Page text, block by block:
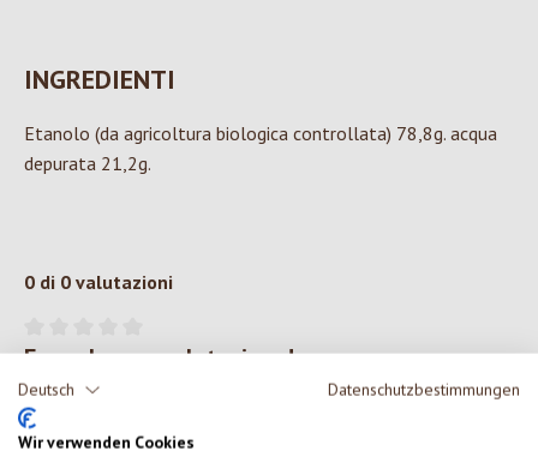
Deutsch Datenschutzbestimmungen
Wir verwenden Cookies
INGREDIENTI
Etanolo (da agricoltura biologica controllata) 78,8g. acqua
depurata 21,2g.
0 di 0 valutazioni
Valutazione media di 0 su 5 stelle
Formula una valutazione!
Condividi le tue esperienze con il prodotto con altri clienti.